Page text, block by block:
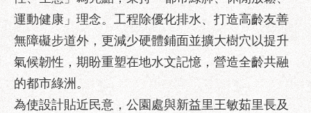
區
性
別
主
流
化
運動健康」理念。工程除優化排水、打造高齡友善
無障礙步道外，更減少硬體鋪面並擴大樹穴以提升
氣候韌性，期盼重塑在地水文記憶，營造全齡共融
的都市綠洲。
為使設計貼近民意，公園處與新益里王敏茹里長及